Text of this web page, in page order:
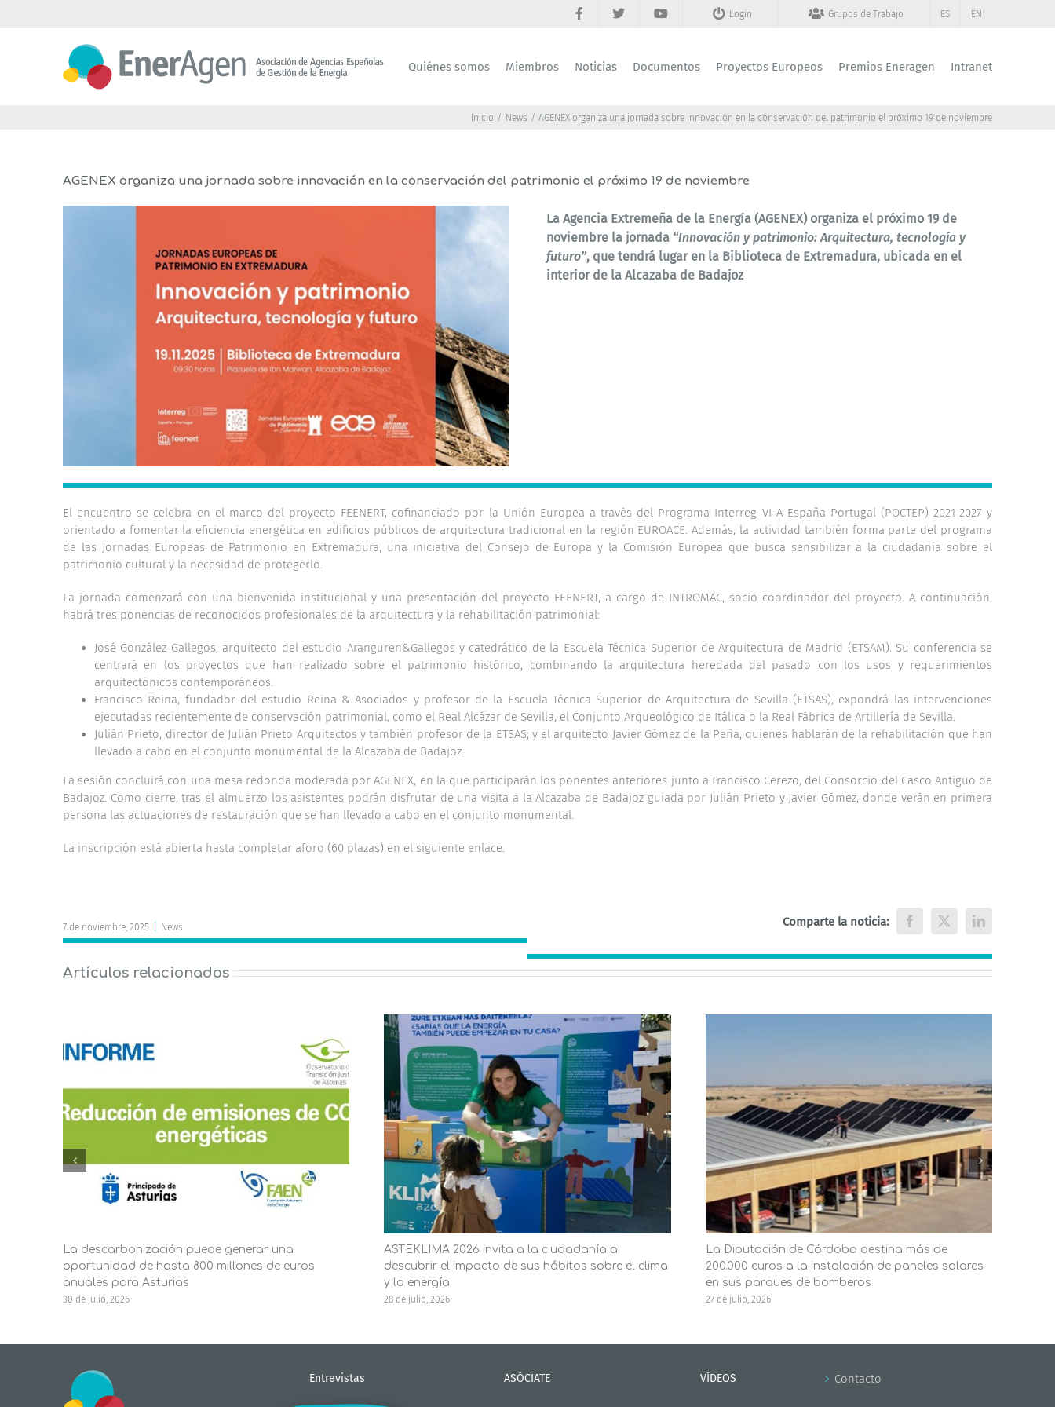
Login Grupos de Trabajo ES EN
Quiénes somos Miembros Noticias Documentos Proyectos Europeos Premios Eneragen Intranet
Inicio News AGENEX organiza una jornada sobre innovación en la conservación del patrimonio el próximo 19 de noviembre
AGENEX organiza una jornada sobre innovación en la conservación del patrimonio el próximo 19 de noviembre
La Agencia Extremeña de la Energía (AGENEX) organiza el próximo 19 de
noviembrela jornada “Innovación y patrimonio: Arquitectura, tecnología y
futuro”, que tendrá lugar en la Biblioteca de Extremadura, ubicada en el
interior de la Alcazaba de Badajoz
El encuentro se celebra en el marco del proyecto FEENERT, cofinanciado por la Unión Europea a través del Programa Interreg VI-A España-Portugal (POCTEP) 2021-2027 y
orientado a fomentar la eficiencia energética en edificios públicos de arquitectura tradicional en la región EUROACE. Además, la actividad también forma parte del programa
de las Jornadas Europeas de Patrimonio en Extremadura, una iniciativa del Consejo de Europa y la Comisión Europea que busca sensibilizar a la ciudadanía sobre el
patrimonio cultural y la necesidad de protegerlo.
La jornada comenzará con una bienvenida institucional y una presentación del proyecto FEENERT, a cargo de INTROMAC, socio coordinador del proyecto. A continuación,
habrá tres ponencias de reconocidos profesionales de la arquitectura y la rehabilitación patrimonial:
José González Gallegos, arquitecto del estudio Aranguren&Gallegos y catedrático de la Escuela Técnica Superior de Arquitectura de Madrid (ETSAM). Su conferencia se
centrará en los proyectos que han realizado sobre el patrimonio histórico, combinando la arquitectura heredada del pasado con los usos y requerimientos
arquitectónicos contemporáneos.
Francisco Reina, fundador del estudio Reina & Asociados y profesor de la Escuela Técnica Superior de Arquitectura de Sevilla (ETSAS), expondrá las intervenciones
ejecutadas recientemente de conservación patrimonial, como el Real Alcázar de Sevilla, el Conjunto Arqueológico de Itálica o la Real Fábrica de Artillería de Sevilla.
Julián Prieto, director de Julián Prieto Arquitectos y también profesor de la ETSAS; y el arquitecto Javier Gómez de la Peña, quienes hablarán de la rehabilitación que han
llevado a cabo en el conjunto monumental de la Alcazaba de Badajoz.
La sesión concluirá con una mesa redonda moderada por AGENEX, en la que participarán los ponentes anteriores junto a Francisco Cerezo, del Consorcio del Casco Antiguo de
Badajoz. Como cierre, tras el almuerzo los asistentes podrán disfrutar de una visita a la Alcazaba de Badajoz guiada por Julián Prieto y Javier Gómez, donde verán en primera
persona las actuaciones de restauración que se han llevado a cabo en el conjunto monumental.
La inscripción está abierta hasta completar aforo (60 plazas) en el siguiente enlace
7 de noviembre, 2025 News Comparte la noticia: Facebook
X LinkedIn
Artículos relacionados
La descarbonización puede generar una
oportunidad de hasta 800 millones de euros
anuales para Asturias
30 de julio, 2026
ASTEKLIMA 2026 invita a la ciudadanía a
descubrir el impacto de sus hábitos sobre el clima
y la energía
28 de julio, 2026
La Diputación de Córdoba destina más de
200.000 euros a la instalación de paneles solares
en sus parques de bomberos
27 de julio, 2026
Entrevistas ASÓCIATE VÍDEOS Contacto